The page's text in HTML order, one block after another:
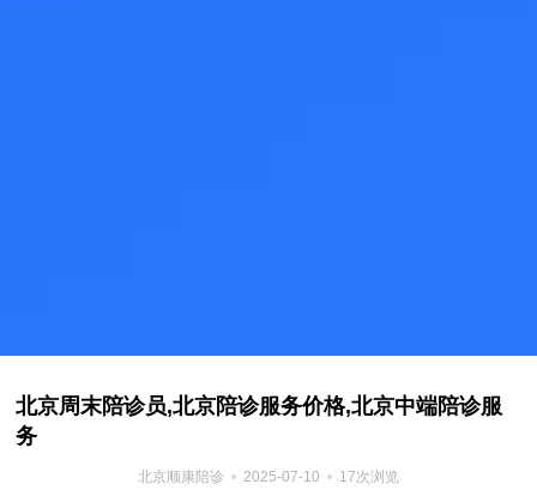
北京周末陪诊员,北京陪诊服务价格,北京中端陪诊服
务
北京顺康陪诊 2025-07-10 17次浏览